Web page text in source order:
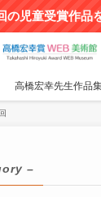
の児童受賞作品
高橋宏幸先生作品
–